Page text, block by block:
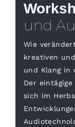
und
Wie
kreativen
und Klang in
Der
sich im